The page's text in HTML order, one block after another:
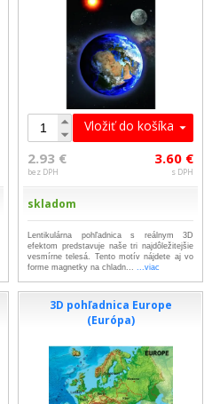
Vložiť do košíka
2.93 €
bez DPH
3.60 €
s DPH
skladom
Lentikulárna pohľadnica s reálnym 3D
efektom predstavuje naše tri najdôležitejšie
vesmírne telesá. Tento motív nájdete aj vo
forme magnetky na chladn... ...viac
3D pohľadnica Europe
(Európa)